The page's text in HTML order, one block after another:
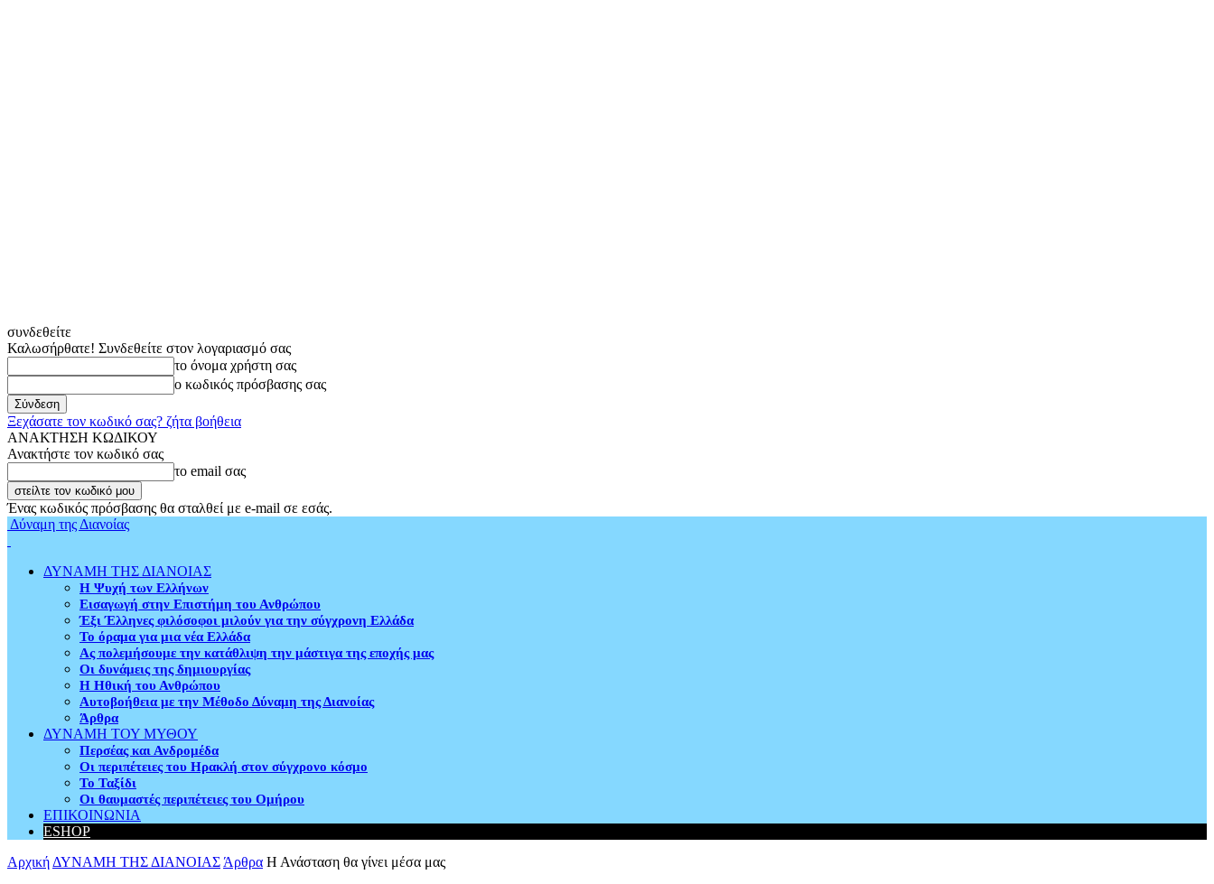
συνδεθείτε
Καλωσήρθατε! Συνδεθείτε στον λογαριασμό σας
το όνομα χρήστη σας
ο κωδικός πρόσβασης σας
Ξεχάσατε τον κωδικό σας? ζήτα βοήθεια
ΑΝΑΚΤΗΣΗ ΚΩΔΙΚΟΥ
Ανακτήστε τον κωδικό σας
το email σας
Ένας κωδικός πρόσβασης θα σταλθεί με e-mail σε εσάς.
Δύναμη της Διανοίας
ΔΥΝΑΜΗ ΤΗΣ ΔΙΑΝΟΙΑΣ
Η Ψυχή των Ελλήνων
Εισαγωγή στην Επιστήμη του Ανθρώπου
Έξι Έλληνες φιλόσοφοι μιλούν για την σύγχρονη Ελλάδα
Το όραμα για μια νέα Ελλάδα
Ας πολεμήσουμε την κατάθλιψη την μάστιγα της εποχής μας
Οι δυνάμεις της δημιουργίας
Η Ηθική του Ανθρώπου
Αυτοβοήθεια με την Μέθοδο Δύναμη της Διανοίας
Άρθρα
ΔΥΝΑΜΗ ΤΟΥ ΜΥΘΟΥ
Περσέας και Ανδρομέδα
Οι περιπέτειες του Ηρακλή στον σύγχρονο κόσμο
Το Ταξίδι
Οι θαυμαστές περιπέτειες του Ομήρου
ΕΠΙΚΟΙΝΩΝΙΑ
ESHOP
Αρχική ΔΥΝΑΜΗ ΤΗΣ ΔΙΑΝΟΙΑΣ Άρθρα Η Ανάσταση θα γίνει μέσα μας